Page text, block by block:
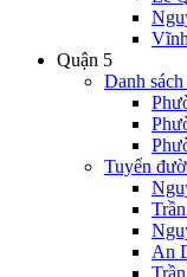
Quận 5
Danh
Tuyến
An